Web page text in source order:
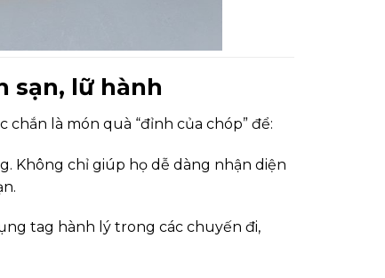
sạn, lữ hành
chắn là món quà “đỉnh của chóp” để:
Không chỉ giúp họ dễ dàng nhận diện
tag hành lý trong các chuyến đi,